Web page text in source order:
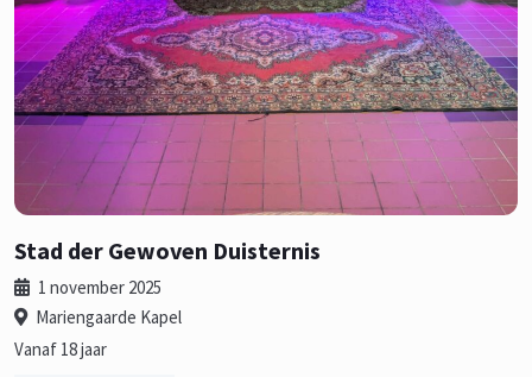
Stad der Gewoven Duisternis
1 november 2025
Mariengaarde Kapel
Vanaf 18 jaar